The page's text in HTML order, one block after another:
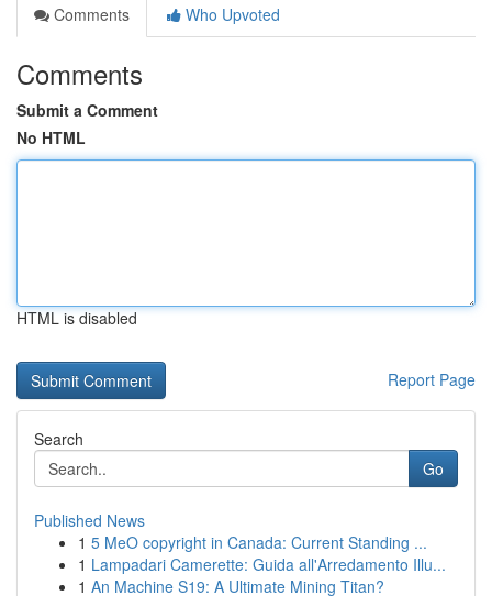
Comments
Who Upvoted
Comments
Submit a Comment
No HTML
HTML is disabled
Report Page
Search
Go
Published News
1 5 MeO copyright in Canada: Current Standing ...
1 Lampadari Camerette: Guida all'Arredamento Illu...
1 An Machine S19: A Ultimate Mining Titan?